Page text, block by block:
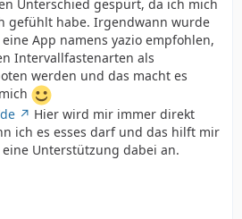
Unterschied gespürt, da ich mich
gefühlt habe. Irgendwann wurde
App namens yazio empfohlen,
Intervallfastenarten als
werden und das macht es
Hier wird mir immer direkt
ich es esses darf und das hilft mir
Unterstützung dabei an.